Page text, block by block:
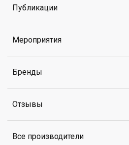
Публикации
Мероприятия
Бренды
Отзывы
Все производители